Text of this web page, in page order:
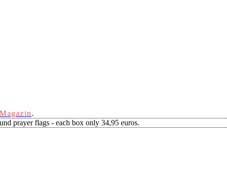
Magazin .
prayer flags - each box only 34,95 euros.